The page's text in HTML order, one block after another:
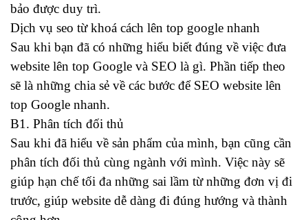
bảo được duy trì.
Dịch vụ seo từ khoá cách lên top google nhanh
Sau khi bạn đã có những hiểu biết đúng về việc đưa
website lên top Google và SEO là gì. Phần tiếp theo
sẽ là những chia sẻ về các bước để SEO website lên
top Google nhanh.
B1. Phân tích đối thủ
Sau khi đã hiểu về sản phẩm của mình, bạn cũng cần
phân tích đối thủ cùng ngành với mình. Việc này sẽ
giúp hạn chế tối đa những sai lầm từ những đơn vị đi
trước, giúp website dễ dàng đi đúng hướng và thành